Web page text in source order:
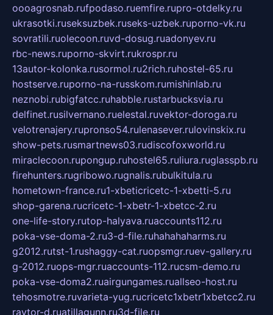
oooagrosnab.rufpodaso.ruemfire.rupro-otdelky.ru
ukrasotki.ruseksuzbek.ruseks-uzbek.ruporno-vk.ru
sovratili.ruolecoon.ruvd-dosug.ruadonyev.ru
rbc-news.ruporno-skvirt.rukrospr.ru
13autor-kolonka.rusormol.ru2rich.ruhostel-65.ru
hostserve.ruporno-na-russkom.rumishinlab.ru
neznobi.rubigfatcc.ruhabble.rustarbucksvia.ru
delfinet.rusilvernano.ruelestal.ruvektor-doroga.ru
velotrenajery.rupronso54.rulenasever.rulovinskix.ru
show-pets.rusmartnews03.rudiscofoxworld.ru
miraclecoon.rupongup.ruhostel65.ruliura.ruglasspb.ru
firehunters.rugribowo.rugnalis.rubulkitula.ru
hometown-france.ru1-xbeticricetc-1-xbetti-5.ru
shop-garena.rucricetc-1-xbetr-1-xbetcc-2.ru
one-life-story.rutop-halyava.ruaccounts112.ru
poka-vse-doma-2.ru3-d-file.ruhahahaharms.ru
g2012.rutst-1.rushaggy-cat.ruopsmgr.ruev-gallery.ru
g-2012.ruops-mgr.ruaccounts-112.rucsm-demo.ru
poka-vse-doma2.ruairgungames.ruallseo-host.ru
tehosmotre.ruvarieta-yug.rucricetc1xbetr1xbetcc2.ru
raytor-d.ruatillagunn.ru3d-file.ru